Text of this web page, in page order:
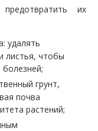
их
удалять
листья, чтобы
грунт,
почва
растений;